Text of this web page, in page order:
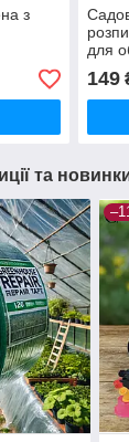
з
для
149
та